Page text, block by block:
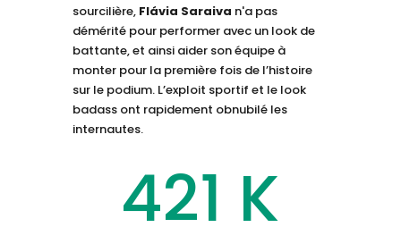
sourcilière, Flávia Saraiva n'a pas
démérité pour performer avec un look de
battante, et ainsi aider son équipe à
monter pour la première fois de l’histoire
sur le podium. L’exploit sportif et le look
badass ont rapidement obnubilé les
internautes.
421 K